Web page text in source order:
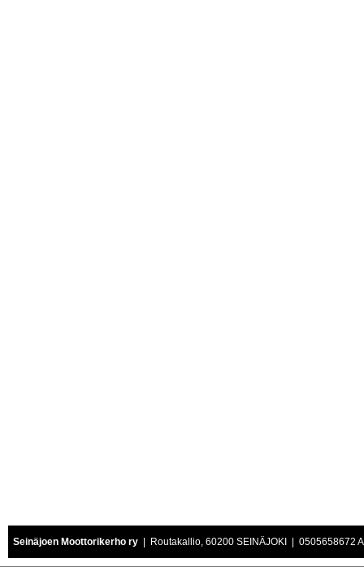
Seinäjoen Moottorikerho ry | Routakallio, 60200 SEINÄJOKI | 0505658672